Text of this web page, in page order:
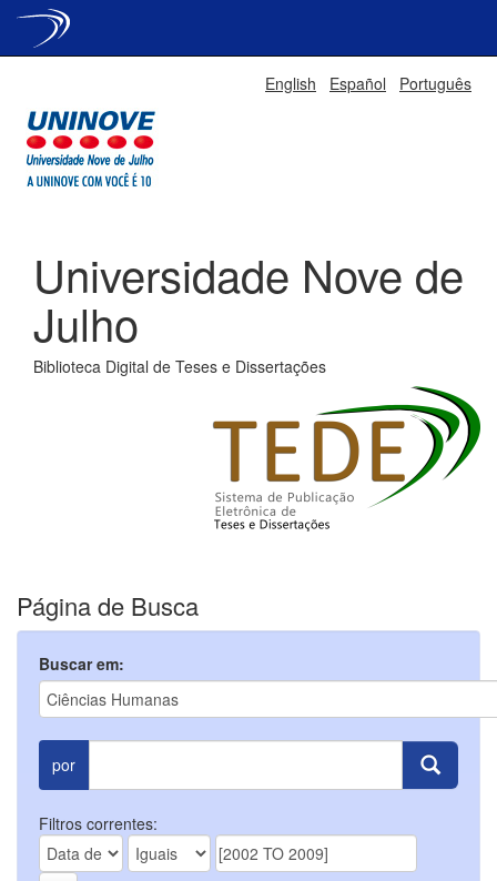
English Español Português
Universidade Nove de
Julho
Biblioteca Digital de Teses e Dissertações
Página de Busca
Buscar em:
por
Filtros correntes: